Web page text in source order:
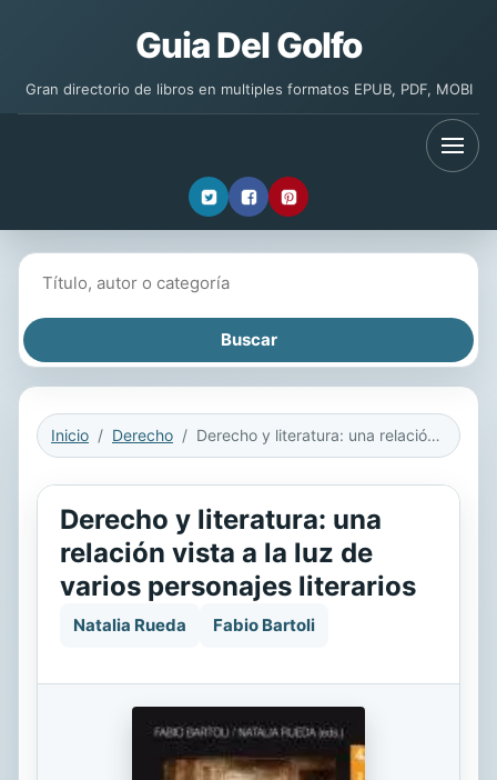
Guia Del Golfo
Gran directorio de libros en multiples formatos EPUB, PDF, MOBI
Inicio Derecho Derecho y literatura: una relación vista a la luz de varios personajes literarios
Derecho y literatura: una
relación vista a la luz de
varios personajes literarios
Natalia Rueda Fabio Bartoli